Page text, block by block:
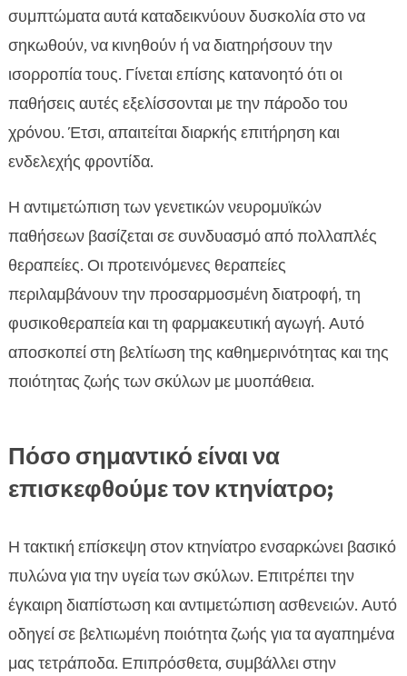
συμπτώματα αυτά καταδεικνύουν δυσκολία στο να
σηκωθούν, να κινηθούν ή να διατηρήσουν την
ισορροπία τους. Γίνεται επίσης κατανοητό ότι οι
παθήσεις αυτές εξελίσσονται με την πάροδο του
χρόνου. Έτσι, απαιτείται διαρκής επιτήρηση και
ενδελεχής φροντίδα.
Η αντιμετώπιση των γενετικών νευρομυϊκών
παθήσεων βασίζεται σε συνδυασμό από πολλαπλές
θεραπείες. Οι προτεινόμενες θεραπείες
περιλαμβάνουν την προσαρμοσμένη διατροφή, τη
φυσικοθεραπεία και τη φαρμακευτική αγωγή. Αυτό
αποσκοπεί στη βελτίωση της καθημερινότητας και της
ποιότητας ζωής των σκύλων με μυοπάθεια.
Πόσο σημαντικό είναι να
επισκεφθούμε τον κτηνίατρο;
Η τακτική επίσκεψη στον κτηνίατρο ενσαρκώνει βασικό
πυλώνα για την υγεία των σκύλων. Επιτρέπει την
έγκαιρη διαπίστωση και αντιμετώπιση ασθενειών. Αυτό
οδηγεί σε βελτιωμένη ποιότητα ζωής για τα αγαπημένα
μας τετράποδα. Επιπρόσθετα, συμβάλλει στην